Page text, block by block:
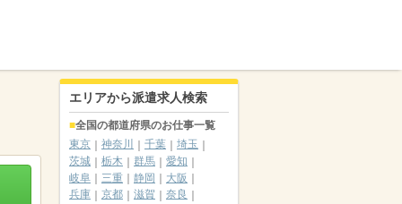
エリアから派遣求人検索
全国の都道府県のお仕事一覧
東京
神奈川 千葉
埼玉
茨城
栃木 群馬
愛知
岐阜
三重 静岡
大阪
兵庫
京都 滋賀
奈良